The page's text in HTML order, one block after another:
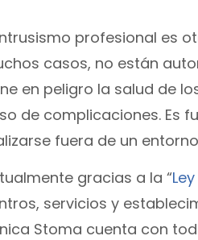
profesional es
casos, no están
en peligro la salud de
de complicaciones. Es
fuera de un
gracias a la “
servicios y
Stoma cuenta con